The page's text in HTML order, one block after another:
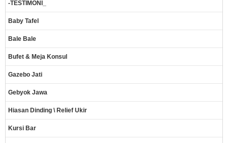
-TESTIMONI_
Baby Tafel
Bale Bale
Bufet & Meja Konsul
Gazebo Jati
Gebyok Jawa
Hiasan Dinding \ Relief Ukir
Kursi Bar